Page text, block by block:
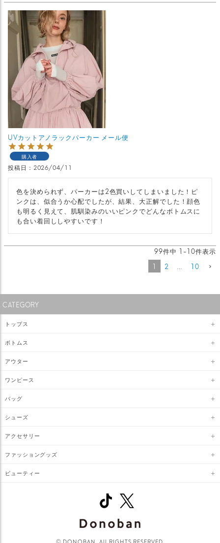
UVカットアノラックパーカー メール便
購入者
投稿日 2026/04/11
色を決められず、パーカーは2色買いしてしまいました！ピ
ンクは、似合うか心配でしたが、結果、大正解でした！顔色
も明るく見えて、肌馴染みのいいピンクでどんなボトムスに
も合い着回ししやすいです！
99件中 1 -10件表示
1
2 10
CATEGORY
トップス
ボトムス
アウター
ワンピース
バッグ
シューズ
アクセサリー
ファッショングッズ
ビューティー